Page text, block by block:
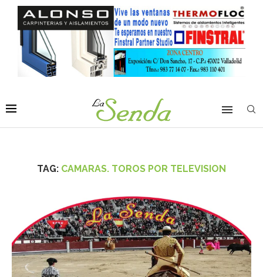
TAG: CAMARAS. TOROS POR TELEVISION